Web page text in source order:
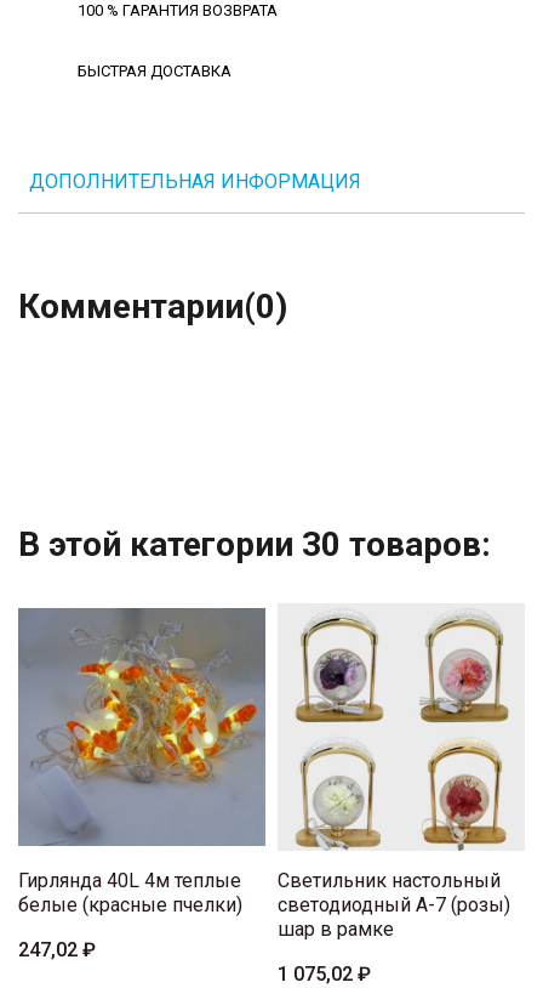
100 % ГАРАНТИЯ ВОЗВРАТА
БЫСТРАЯ ДОСТАВКА
ДОПОЛНИТЕЛЬНАЯ ИНФОРМАЦИЯ
Комментарии(0)
В этой категории 30 товаров:
Гирлянда 40L 4м теплые
белые (красные пчелки)
247,02 ₽
Светильник настольный
светодиодный А-7 (розы)
шар в рамке
1 075,02 ₽